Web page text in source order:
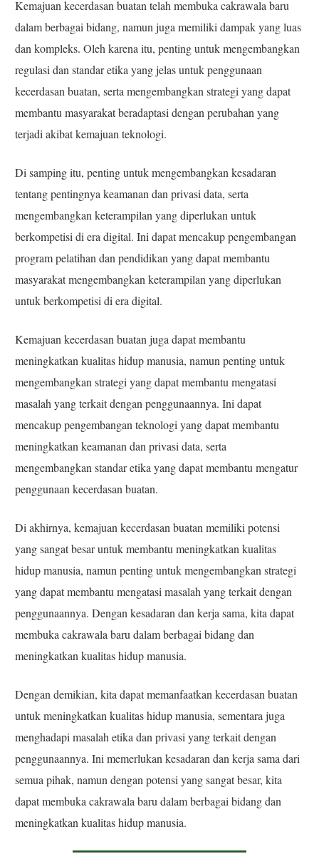
Kemajuan kecerdasan buatan telah membuka cakrawala baru
dalam berbagai bidang, namun juga memiliki dampak yang luas
dan kompleks. Oleh karena itu, penting untuk mengembangkan
regulasi dan standar etika yang jelas untuk penggunaan
kecerdasan buatan, serta mengembangkan strategi yang dapat
membantu masyarakat beradaptasi dengan perubahan yang
terjadi akibat kemajuan teknologi.
Di samping itu, penting untuk mengembangkan kesadaran
tentang pentingnya keamanan dan privasi data, serta
mengembangkan keterampilan yang diperlukan untuk
berkompetisi di era digital. Ini dapat mencakup pengembangan
program pelatihan dan pendidikan yang dapat membantu
masyarakat mengembangkan keterampilan yang diperlukan
untuk berkompetisi di era digital.
Kemajuan kecerdasan buatan juga dapat membantu
meningkatkan kualitas hidup manusia, namun penting untuk
mengembangkan strategi yang dapat membantu mengatasi
masalah yang terkait dengan penggunaannya. Ini dapat
mencakup pengembangan teknologi yang dapat membantu
meningkatkan keamanan dan privasi data, serta
mengembangkan standar etika yang dapat membantu mengatur
penggunaan kecerdasan buatan.
Di akhirnya, kemajuan kecerdasan buatan memiliki potensi
yang sangat besar untuk membantu meningkatkan kualitas
hidup manusia, namun penting untuk mengembangkan strategi
yang dapat membantu mengatasi masalah yang terkait dengan
penggunaannya. Dengan kesadaran dan kerja sama, kita dapat
membuka cakrawala baru dalam berbagai bidang dan
meningkatkan kualitas hidup manusia.
Dengan demikian, kita dapat memanfaatkan kecerdasan buatan
untuk meningkatkan kualitas hidup manusia, sementara juga
menghadapi masalah etika dan privasi yang terkait dengan
penggunaannya. Ini memerlukan kesadaran dan kerja sama dari
semua pihak, namun dengan potensi yang sangat besar, kita
dapat membuka cakrawala baru dalam berbagai bidang dan
meningkatkan kualitas hidup manusia.